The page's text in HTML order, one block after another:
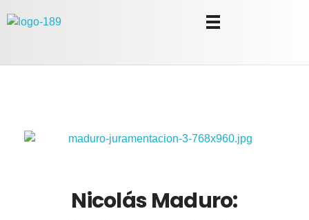
​Nicolás Maduro: